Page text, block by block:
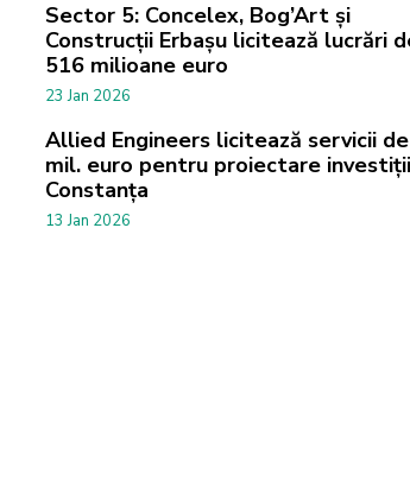
Sector 5: Concelex, Bog’Art și
Construcții Erbașu licitează lucrări
516 milioane euro
23 Jan 2026
Allied Engineers licitează servicii
mil. euro pentru proiectare
Constanța
13 Jan 2026